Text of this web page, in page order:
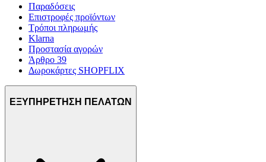
Παραδόσεις
Επιστροφές προϊόντων
Τρόποι πληρωμής
Klarna
Προστασία αγορών
Άρθρο 39
Δωροκάρτες SHOPFLIX
ΕΞΥΠΗΡΕΤΗΣΗ ΠΕΛΑΤΩΝ